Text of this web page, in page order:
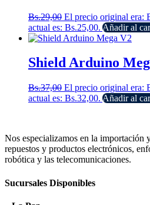
Bs.29,00 El precio original era:
actual es: Bs.25,00. Añadir al
Shield Arduino
Bs.37,00 El precio original era:
actual es: Bs.32,00. Añadir al
Nos especializamos en la importación
repuestos y productos electrónicos,
robótica y las telecomunicaciones.
Sucursales Disponibles